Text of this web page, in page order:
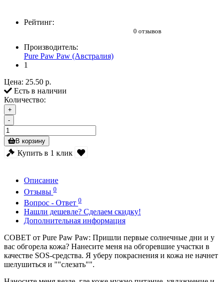
Рейтинг:
0 отзывов
Производитель:
Pure Paw Paw (Австралия)
1
Цена: 25.50 р.
Есть в наличии
Количество:
+
-
В корзину
Купить в 1 клик
Описание
Отзывы 0
Вопрос - Ответ 0
Нашли дешевле? Сделаем скидку!
Дополнительная информация
СОВЕТ от Pure Paw Paw: Пришли первые солнечные дни и у
вас обгорела кожа? Нанесите меня на обгоревшие участки в
качестве SOS-средства. Я уберу покраснения и кожа не начнет
шелушиться и ""слезать"".